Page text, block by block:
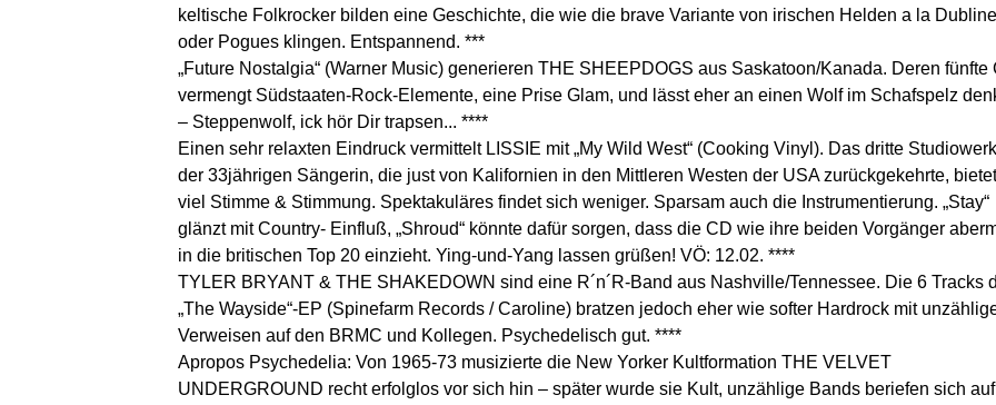
keltische Folkrocker bilden eine Geschichte, die wie die brave Variante von irischen Helden a la
oder Pogues klingen. Entspannend. ***
„Future Nostalgia“ (Warner Music) generieren THE SHEEPDOGS aus Saskatoon/Kanada. Deren fünfte
vermengt Südstaaten-Rock-Elemente, eine Prise Glam, und lässt eher an einen Wolf im Schafspelz
– Steppenwolf, ick hör Dir trapsen... ****
Einen sehr relaxten Eindruck vermittelt LISSIE mit „My Wild West“ (Cooking Vinyl). Das dritte Studiowerk
der 33jährigen Sängerin, die just von Kalifornien in den Mittleren Westen der USA zurückgekehrte, bietet
viel Stimme & Stimmung. Spektakuläres findet sich weniger. Sparsam auch die Instrumentierung. „Stay“
glänzt mit Country- Einfluß, „Shroud“ könnte dafür sorgen, dass die CD wie ihre beiden Vorgänger
in die britischen Top 20 einzieht. Ying-und-Yang lassen grüßen! VÖ: 12.02. ****
TYLER BRYANT & THE SHAKEDOWN sind eine R´n´R-Band aus Nashville/Tennessee. Die 6 Tracks
„The Wayside“-EP (Spinefarm Records / Caroline) bratzen jedoch eher wie softer Hardrock mit
Verweisen auf den BRMC und Kollegen. Psychedelisch gut. ****
Apropos Psychedelia: Von 1965-73 musizierte die New Yorker Kultformation THE VELVET
UNDERGROUND recht erfolglos vor sich hin – später wurde sie Kult, unzählige Bands beriefen sich auf